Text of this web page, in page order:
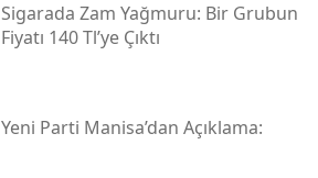
Sigarada Zam Yağmuru: Bir Grubun
Fiyatı 140 Tl’ye Çıktı
Yeni̇ Parti Manisa’dan Açıklama: